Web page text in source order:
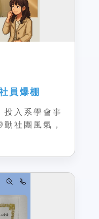
員爆棚
投入系學會事
社團風氣，